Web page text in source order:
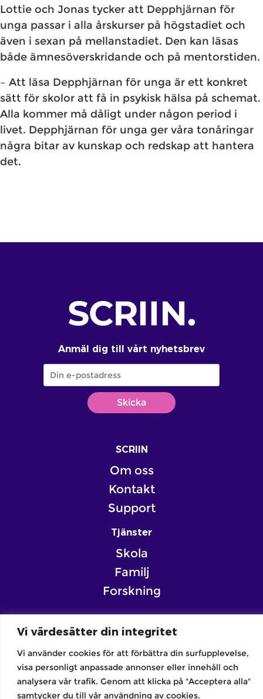
Vi värdesätter din integritet
Vi använder cookies för att förbättra din surfupplevelse,
visa personligt anpassade annonser eller innehåll och
analysera vår trafik. Genom att klicka på "Acceptera alla"
samtycker du till vår användning av cookies.
Lottie och Jonas tycker att Depphjärnan för
unga passar i alla årskurser på högstadiet och
även i sexan på mellanstadiet. Den kan läsas
både ämnesöverskridande och på mentorstiden.
– Att läsa Depphjärnan för unga är ett konkret
sätt för skolor att få in psykisk hälsa på schemat.
Alla kommer må dåligt under någon period i
livet. Depphjärnan för unga ger våra tonåringar
några bitar av kunskap och redskap att hantera
det.
Anmäl dig till vårt nyhetsbrev
SCRIIN
Om oss
Kontakt
Support
Tjänster
Skola
Familj
Forskning
Integritetspolicy | Allmänna villkor
Copyright © SCRIIN 2026